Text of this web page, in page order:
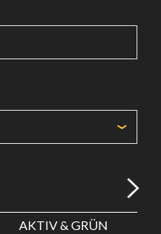
AKTIV & GRÜN